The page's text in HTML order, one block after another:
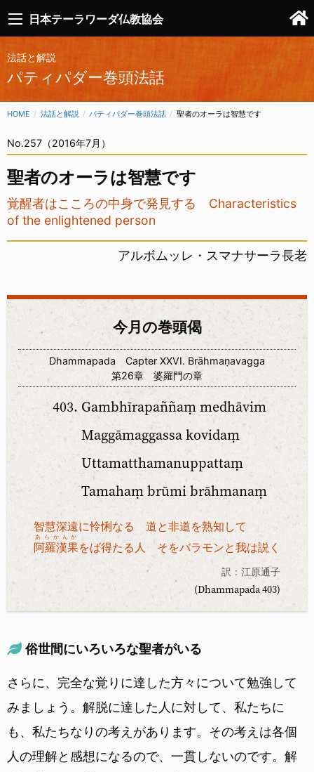
日本テーラワーダ仏教協会
法話と解説
パティパダー巻頭法話
HOME 法話と解説 パティパダー巻頭法話 CURRENT:
聖者のオーラは智慧です
No.257（2016年7月）
聖者のオーラは智慧です
覚醒者はこころの中身で発見する Characteristics
of the enlightened person
アルボムッレ・スマナサーラ長老
今月の巻頭偈
Dhammapada Capter XXVI. Brāhmaṇavagga
第26章 婆羅門の章
Gambhīrapaññaṃ medhāvim
Maggāmaggassa kovidaṃ
Uttamatthamanuppattaṃ
Tamahaṃ brūmi brāhmanaṃ
智慧深遠に怜悧なる 道と非道を熟知して
阿羅漢果
あらかんか
をば得たる人 そをバラモンと我は説く
訳：江原通子
(Dhammapada 403)
俗世間にいろいろな聖者がいる
さらに、完全な覚りに達した方々について勉強して
みましょう。解脱に達した人に対して、私たちに
も、私たちなりの考えがあります。その考えは各個
人の理解と感想になるので、一貫しないのです。解